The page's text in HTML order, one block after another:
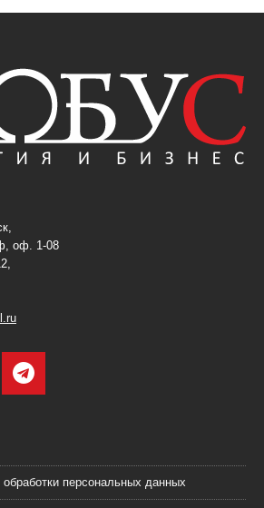
оф. 1-08
персональных данных